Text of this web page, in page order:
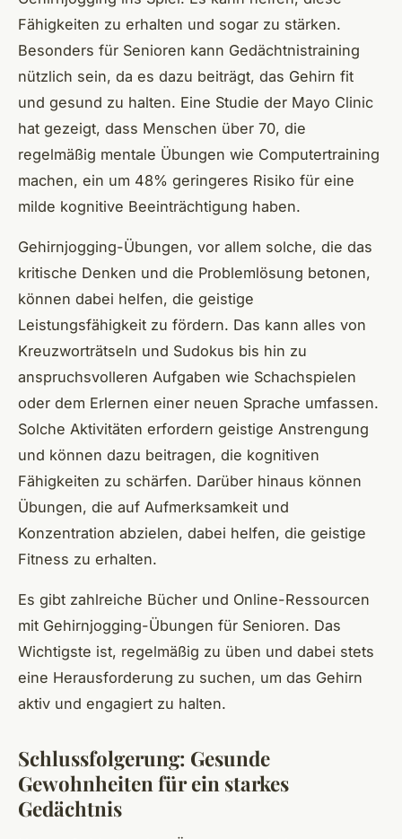
Fähigkeiten zu erhalten und sogar zu stärken.
Besonders für Senioren kann Gedächtnistraining
nützlich sein, da es dazu beiträgt, das Gehirn fit
und gesund zu halten. Eine Studie der Mayo Clinic
hat gezeigt, dass Menschen über 70, die
regelmäßig mentale Übungen wie Computertraining
machen, ein um 48% geringeres Risiko für eine
milde kognitive Beeinträchtigung haben.
Gehirnjogging-Übungen, vor allem solche, die das
kritische Denken und die Problemlösung betonen,
können dabei helfen, die geistige
Leistungsfähigkeit zu fördern. Das kann alles von
Kreuzworträtseln und Sudokus bis hin zu
anspruchsvolleren Aufgaben wie Schachspielen
oder dem Erlernen einer neuen Sprache umfassen.
Solche Aktivitäten erfordern geistige Anstrengung
und können dazu beitragen, die kognitiven
Fähigkeiten zu schärfen. Darüber hinaus können
Übungen, die auf Aufmerksamkeit und
Konzentration abzielen, dabei helfen, die geistige
Fitness zu erhalten.
Es gibt zahlreiche Bücher und Online-Ressourcen
mit Gehirnjogging-Übungen für Senioren. Das
Wichtigste ist, regelmäßig zu üben und dabei stets
eine Herausforderung zu suchen, um das Gehirn
aktiv und engagiert zu halten.
Schlussfolgerung: Gesunde
Gewohnheiten für ein starkes
Gedächtnis